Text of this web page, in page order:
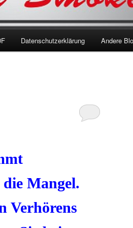
Datenschutzerklärung Andere
Mangel.
Verhörens